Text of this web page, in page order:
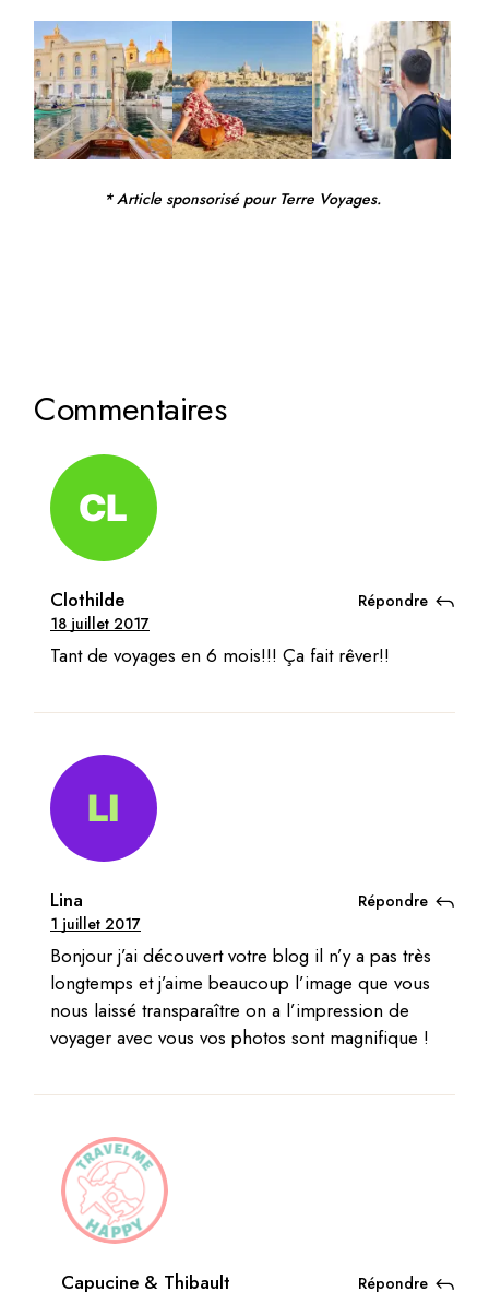
* Article sponsorisé pour Terre Voyages.
Commentaires
Clothilde
18 juillet 2017
Tant de voyages en 6 mois!!! Ça fait rêver!!
Répondre
Lina
1 juillet 2017
Bonjour j’ai découvert votre blog il n’y a pas très
longtemps et j’aime beaucoup l’image que vous
nous laissé transparaître on a l’impression de
voyager avec vous vos photos sont magnifique !
Répondre
Capucine & Thibault Répondre